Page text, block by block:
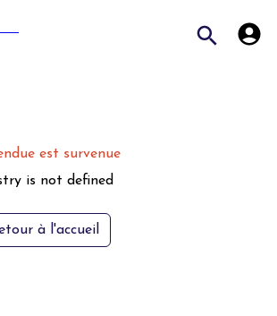
est survenue
is not defined
à l'accueil